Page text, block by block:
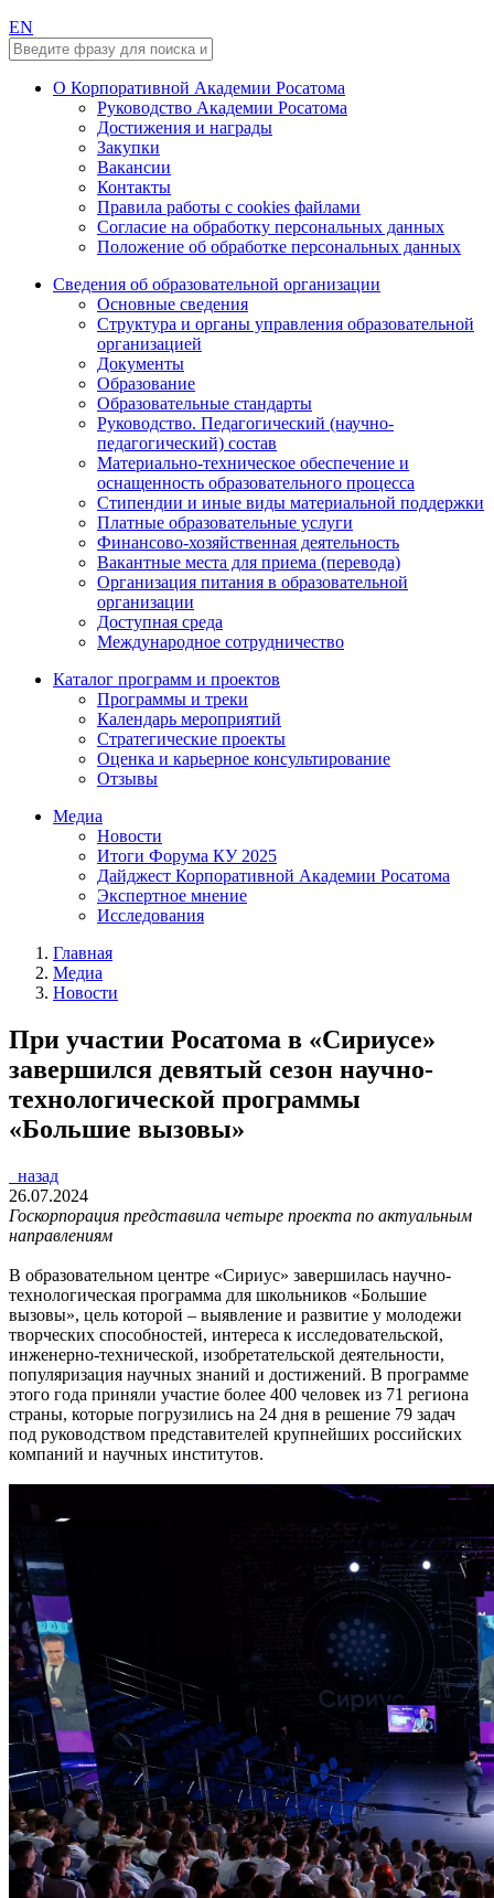
EN
О Корпоративной Академии Росатома
Руководство Академии Росатома
Достижения и награды
Закупки
Вакансии
Контакты
Правила работы с cookies файлами
Согласие на обработку персональных данных
Положение об обработке персональных данных
Сведения об образовательной организации
Основные сведения
Структура и органы управления образовательной
организацией
Документы
Образование
Образовательные стандарты
Руководство. Педагогический (научно-
педагогический) состав
Материально-техническое обеспечение и
оснащенность образовательного процесса
Стипендии и иные виды материальной поддержки
Платные образовательные услуги
Финансово-хозяйственная деятельность
Вакантные места для приема (перевода)
Организация питания в образовательной
организации
Доступная среда
Международное сотрудничество
Каталог программ и проектов
Программы и треки
Календарь мероприятий
Стратегические проекты
Оценка и карьерное консультирование
Отзывы
Медиа
Новости
Итоги Форума КУ 2025
Дайджест Корпоративной Академии Росатома
Экспертное мнение
Исследования
Главная
Медиа
Новости
При участии Росатома в «Сириусе»
завершился девятый сезон научно-
технологической программы
«Большие вызовы»
назад
26.07.2024
Госкорпорация представила четыре проекта по актуальным
направлениям
В образовательном центре «Сириус» завершилась научно-
технологическая программа для школьников «Большие
вызовы», цель которой – выявление и развитие у молодежи
творческих способностей, интереса к исследовательской,
инженерно-технической, изобретательской деятельности,
популяризация научных знаний и достижений. В программе
этого года приняли участие более 400 человек из 71 региона
страны, которые погрузились на 24 дня в решение 79 задач
под руководством представителей крупнейших российских
компаний и научных институтов.